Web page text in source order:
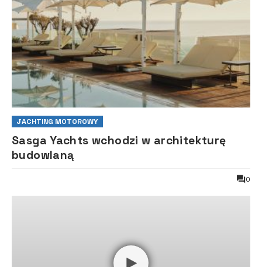
JACHTING MOTOROWY
Sasga Yachts wchodzi w architekturę
budowlaną
0